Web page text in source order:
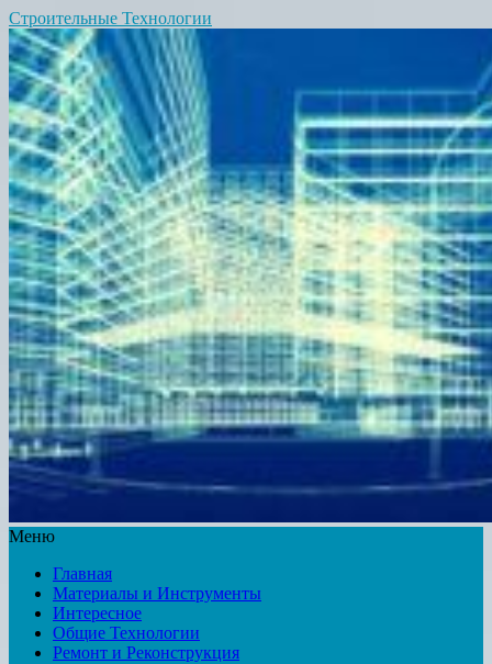
Строительные Технологии
Меню
Главная
Материалы и Инструменты
Интересное
Общие Технологии
Ремонт и Реконструкция